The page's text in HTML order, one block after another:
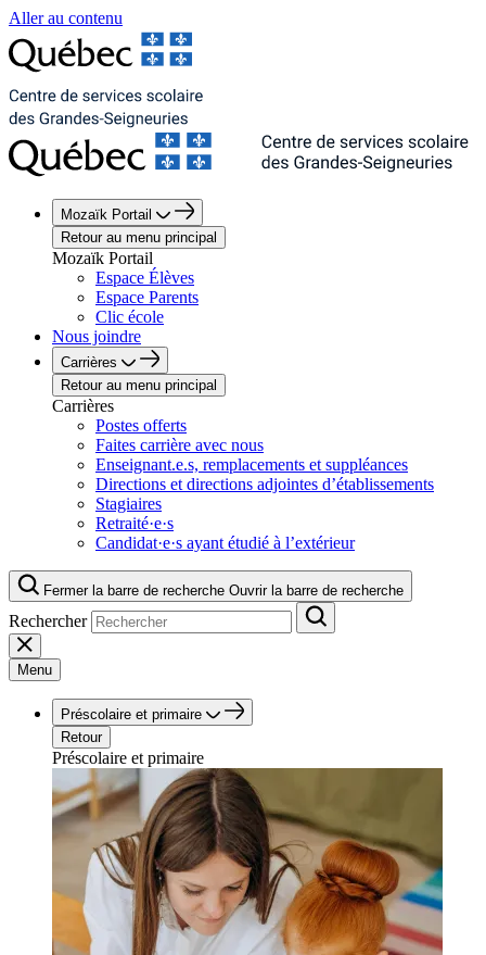
Aller au contenu
Mozaïk Portail
Retour au menu principal
Mozaïk Portail
Espace Élèves
Espace Parents
Clic école
Nous joindre
Carrières
Retour au menu principal
Carrières
Postes offerts
Faites carrière avec nous
Enseignant.e.s, remplacements et suppléances
Directions et directions adjointes d’établissements
Stagiaires
Retraité·e·s
Candidat·e·s ayant étudié à l’extérieur
Fermer la barre de recherche Ouvrir la barre de recherche
Rechercher
Menu
Préscolaire et primaire
Retour
Préscolaire et primaire